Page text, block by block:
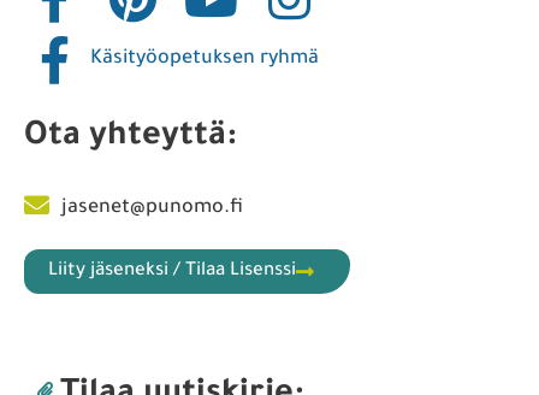
Käsityöopetuksen ryhmä
Ota yhteyttä:
jasenet@punomo.fi
Liity jäseneksi / Tilaa Lisenssi